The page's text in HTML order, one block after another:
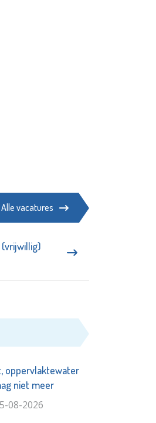
Alle vacatures
oppervlaktewater
niet meer
08-2026